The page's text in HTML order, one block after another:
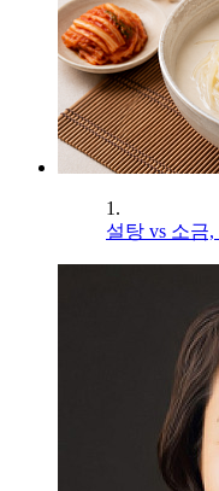
1.
설탕 vs 소금